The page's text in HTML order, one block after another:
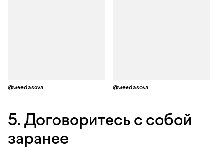
@weedasova @weedasova
5. Договоритесь с собой
заранее